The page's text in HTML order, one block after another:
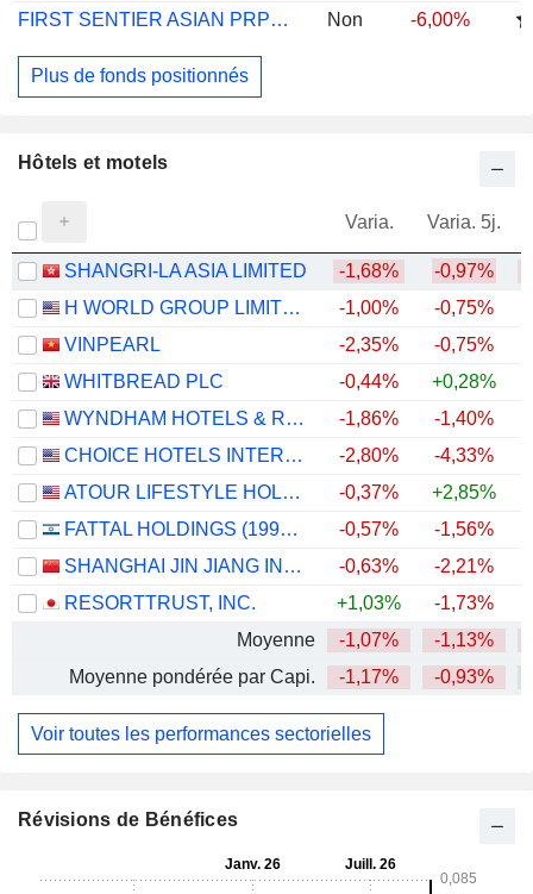
FIRST SENTIER ASIAN PRPTY SECS I USD INC
Non -6,00%
Plus de fonds positionnés
Hôtels et motels
Varia. Varia. 5j.
SHANGRI-LA ASIA LIMITED -1,68% -0,97%
H WORLD GROUP LIMITED
-1,00% -0,75%
VINPEARL
-2,35% -0,75%
WHITBREAD PLC
-0,44% +0,28%
WYNDHAM HOTELS & RESORTS, INC.
-1,86% -1,40%
CHOICE HOTELS INTERNATIONAL, INC.
-2,80% -4,33%
ATOUR LIFESTYLE HOLDINGS LIMITED
-0,37% +2,85%
FATTAL HOLDINGS (1998) LTD
-0,57% -1,56%
SHANGHAI JIN JIANG INTERNATIONAL HOTELS CO., LTD.
-0,63% -2,21%
RESORTTRUST, INC.
+1,03% -1,73%
Moyenne
-1,07% -1,13%
Moyenne pondérée par Capi.
-1,17% -0,93%
Voir toutes les performances sectorielles
Révisions de Bénéfices